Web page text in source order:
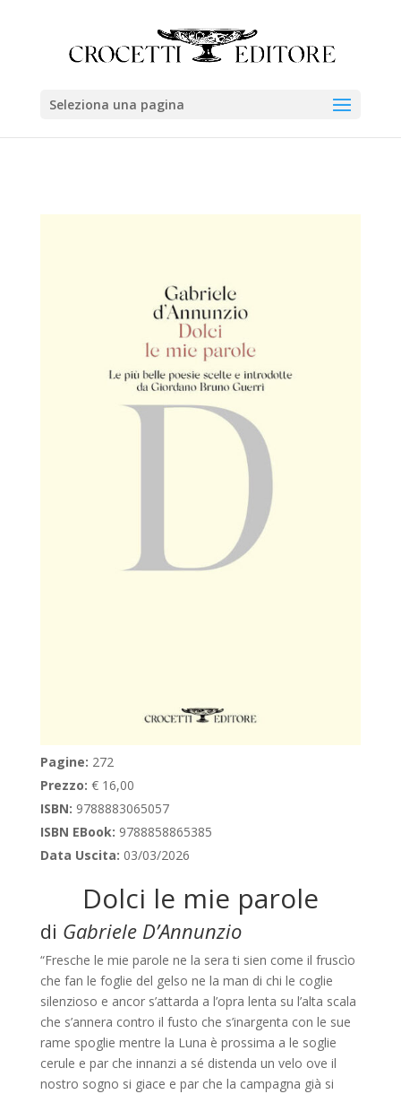
Seleziona una pagina
Pagine: 272
Prezzo: € 16,00
ISBN: 9788883065057
ISBN EBook: 9788858865385
Data Uscita: 03/03/2026
Dolci le mie parole
di Gabriele D’Annunzio
“Fresche le mie parole ne la sera ti sien come il fruscìo
che fan le foglie del gelso ne la man di chi le coglie
silenzioso e ancor s’attarda a l’opra lenta su l’alta scala
che s’annera contro il fusto che s’inargenta con le sue
rame spoglie mentre la Luna è prossima a le soglie
cerule e par che innanzi a sé distenda un velo ove il
nostro sogno si giace e par che la campagna già si